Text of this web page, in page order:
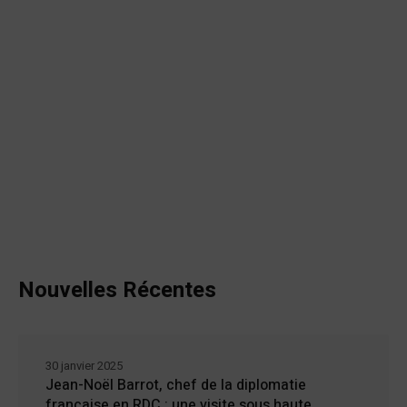
Nouvelles Récentes
Jean-Noël Barrot, chef de la diplomatie
30 janvier 2025